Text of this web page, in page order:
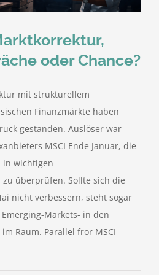
oder Chance?
mit strukturellem
Finanzmärkte haben
gestanden. Auslöser war
MSCI Ende Januar, die
in wichtigen
überprüfen. Sollte sich die
nicht verbessern, steht sogar
Markets- in den
Raum. Parallel fror MSCI